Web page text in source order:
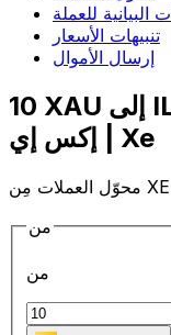
البيانية للعملة
تنبيهات الأسعار
إرسال الأموال
10 XAU إلى ILS | حوِّل - إلى أوقيات ذهب
| إكس إي Xe
محوّل العملات مِن XE
من
من